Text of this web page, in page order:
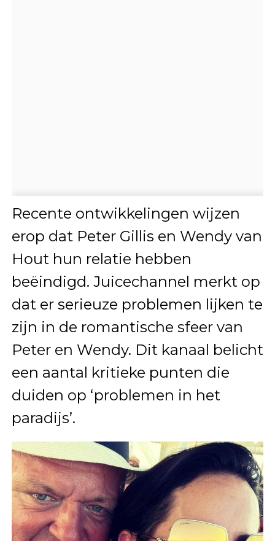
Recente ontwikkelingen wijzen
erop dat Peter Gillis en Wendy van
Hout hun relatie hebben
beëindigd. Juicechannel merkt op
dat er serieuze problemen lijken te
zijn in de romantische sfeer van
Peter en Wendy. Dit kanaal belicht
een aantal kritieke punten die
duiden op ‘problemen in het
paradijs’.